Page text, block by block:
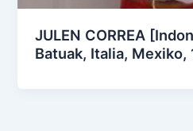
JULEN CORREA
Batuak, Italia, Mexiko,